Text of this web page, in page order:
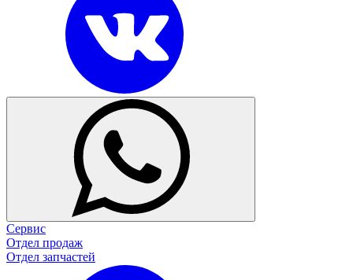
Сервис
Отдел продаж
Отдел запчастей